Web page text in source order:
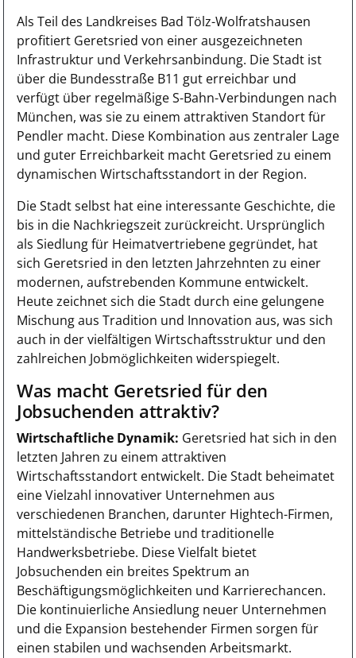
Als Teil des Landkreises Bad Tölz-Wolfratshausen
profitiert Geretsried von einer ausgezeichneten
Infrastruktur und Verkehrsanbindung. Die Stadt ist
über die Bundesstraße B11 gut erreichbar und
verfügt über regelmäßige S-Bahn-Verbindungen nach
München, was sie zu einem attraktiven Standort für
Pendler macht. Diese Kombination aus zentraler Lage
und guter Erreichbarkeit macht Geretsried zu einem
dynamischen Wirtschaftsstandort in der Region.
Die Stadt selbst hat eine interessante Geschichte, die
bis in die Nachkriegszeit zurückreicht. Ursprünglich
als Siedlung für Heimatvertriebene gegründet, hat
sich Geretsried in den letzten Jahrzehnten zu einer
modernen, aufstrebenden Kommune entwickelt.
Heute zeichnet sich die Stadt durch eine gelungene
Mischung aus Tradition und Innovation aus, was sich
auch in der vielfältigen Wirtschaftsstruktur und den
zahlreichen Jobmöglichkeiten widerspiegelt.
Was macht Geretsried für den
Jobsuchenden attraktiv?
Wirtschaftliche Dynamik: Geretsried hat sich in den
letzten Jahren zu einem attraktiven
Wirtschaftsstandort entwickelt. Die Stadt beheimatet
eine Vielzahl innovativer Unternehmen aus
verschiedenen Branchen, darunter Hightech-Firmen,
mittelständische Betriebe und traditionelle
Handwerksbetriebe. Diese Vielfalt bietet
Jobsuchenden ein breites Spektrum an
Beschäftigungsmöglichkeiten und Karrierechancen.
Die kontinuierliche Ansiedlung neuer Unternehmen
und die Expansion bestehender Firmen sorgen für
einen stabilen und wachsenden Arbeitsmarkt.